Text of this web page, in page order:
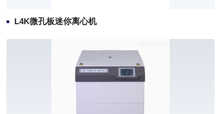
L4K微孔板迷你离心机